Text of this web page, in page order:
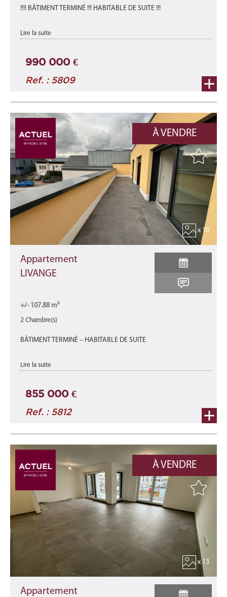
!!!! BÂTIMENT TERMINÉ !!! HABITABLE DE SUITE !!!
appartement A1-C neuf d'une surface totale de 139,55 m²
comprenant une surface habitable d'environ 113,05 m² et une
Lire la suite
990 000 €
Ref. : 5809
À VENDRE
x 10
Appartement
LIVANGE
+/- 107.88 m²
2 Chambre(s)
BÂTIMENT TERMINÉ – HABITABLE DE SUITE
Appartement A4-A neuf d'une surface total de 107,88 m2 se
décomposant comme suit : une surface habitable de +/- 81,32
Lire la suite
855 000 €
Ref. : 5812
À VENDRE
x 13
Appartement